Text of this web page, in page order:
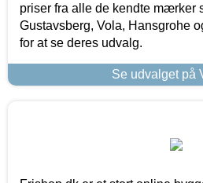
priser fra alle de kendte mærker
Gustavsberg, Vola, Hansgrohe
for at se deres udvalg.
Se udvalget på